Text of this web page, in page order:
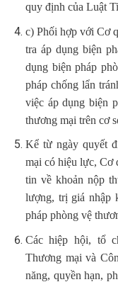
quy định của Luật
c) Phối hợp với Cơ
tra áp dụng biện
dụng biện pháp
pháp chống lẩn
việc áp dụng biện
thương mại trên cơ
Kể từ ngày quyết
mại có hiệu lực, Cơ
tin về khoản nộp
lượng, trị giá nhập
pháp phòng vệ
Các hiệp hội, tổ
Thương mại và
năng, quyền hạn,